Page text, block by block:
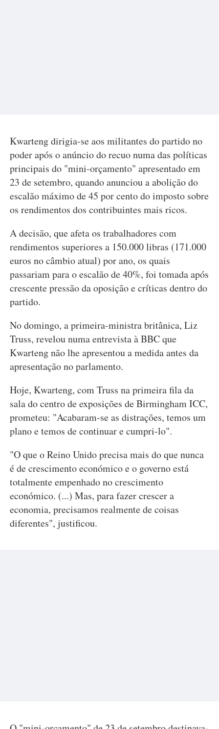
Kwarteng dirigia-se aos militantes do partido no
poder após o anúncio do recuo numa das políticas
principais do "mini-orçamento" apresentado em
23 de setembro, quando anunciou a abolição do
escalão máximo de 45 por cento do imposto sobre
os rendimentos dos contribuintes mais ricos.
A decisão, que afeta os trabalhadores com
rendimentos superiores a 150.000 libras (171.000
euros no câmbio atual) por ano, os quais
passariam para o escalão de 40%, foi tomada após
crescente pressão da oposição e críticas dentro do
partido.
No domingo, a primeira-ministra britânica, Liz
Truss, revelou numa entrevista à BBC que
Kwarteng não lhe apresentou a medida antes da
apresentação no parlamento.
Hoje, Kwarteng, com Truss na primeira fila da
sala do centro de exposições de Birmingham ICC,
prometeu: "Acabaram-se as distrações, temos um
plano e temos de continuar e cumpri-lo".
"O que o Reino Unido precisa mais do que nunca
é de crescimento económico e o governo está
totalmente empenhado no crescimento
económico. (...) Mas, para fazer crescer a
economia, precisamos realmente de coisas
diferentes", justificou.